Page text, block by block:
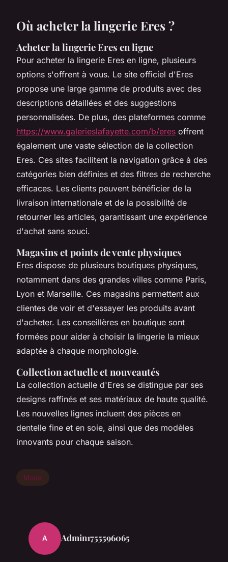
Où acheter la lingerie Eres ?
Acheter la lingerie Eres en ligne
Pour acheter la lingerie Eres en ligne, plusieurs
options s'offrent à vous. Le site officiel d'Eres
propose une large gamme de produits avec des
descriptions détaillées et des suggestions
personnalisées. De plus, des plateformes comme
https://www.galerieslafayette.com/b/eres offrent
également une vaste sélection de la collection
Eres. Ces sites facilitent la navigation grâce à des
catégories bien définies et des filtres de recherche
efficaces. Les clients peuvent bénéficier de la
livraison internationale et de la possibilité de
retourner les articles, garantissant une expérience
d'achat sans souci.
Magasins et points de vente physiques
Eres dispose de plusieurs boutiques physiques,
notamment dans des grandes villes comme Paris,
Lyon et Marseille. Ces magasins permettent aux
clientes de voir et d'essayer les produits avant
d'acheter. Les conseillères en boutique sont
formées pour aider à choisir la lingerie la mieux
adaptée à chaque morphologie.
Collection actuelle et nouveautés
La collection actuelle d'Eres se distingue par ses
designs raffinés et ses matériaux de haute qualité.
Les nouvelles lignes incluent des pièces en
dentelle fine et en soie, ainsi que des modèles
innovants pour chaque saison.
Mode
A Admin1755596065